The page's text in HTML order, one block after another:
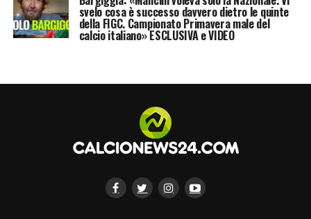
svelo cosa è successo davvero dietro le quinte
della FIGC. Campionato Primavera male del
calcio italiano» ESCLUSIVA e VIDEO